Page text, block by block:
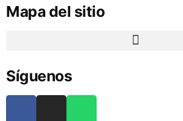
Mapa del sitio
Síguenos